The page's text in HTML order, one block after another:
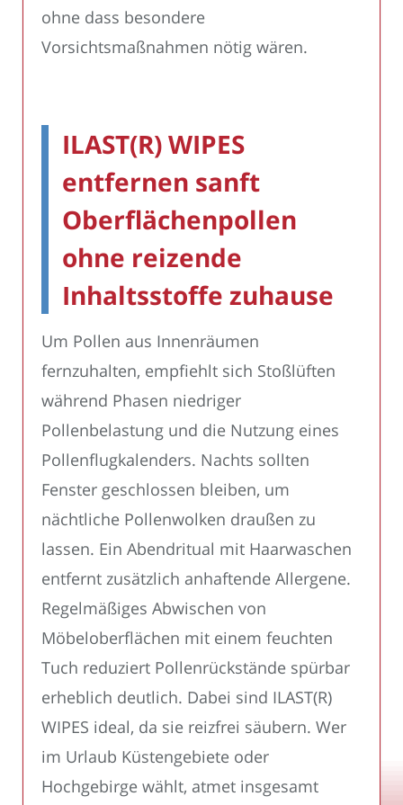
ohne dass besondere
Vorsichtsmaßnahmen nötig wären.
ILAST(R) WIPES
entfernen sanft
Oberflächenpollen
ohne reizende
Inhaltsstoffe zuhause
Um Pollen aus Innenräumen
fernzuhalten, empfiehlt sich Stoßlüften
während Phasen niedriger
Pollenbelastung und die Nutzung eines
Pollenflugkalenders. Nachts sollten
Fenster geschlossen bleiben, um
nächtliche Pollenwolken draußen zu
lassen. Ein Abendritual mit Haarwaschen
entfernt zusätzlich anhaftende Allergene.
Regelmäßiges Abwischen von
Möbeloberflächen mit einem feuchten
Tuch reduziert Pollenrückstände spürbar
erheblich deutlich. Dabei sind ILAST(R)
WIPES ideal, da sie reizfrei säubern. Wer
im Urlaub Küstengebiete oder
Hochgebirge wählt, atmet insgesamt